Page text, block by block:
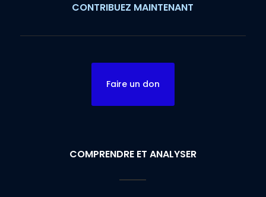
CONTRIBUEZ MAINTENANT
Faire un don
COMPRENDRE ET ANALYSER